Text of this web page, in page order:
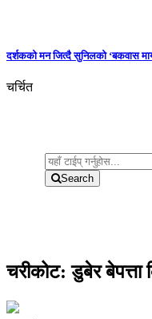
दर्शकको मन जित्दै सुनिलको ‘बकवास
चर्चित
Search
चरीकोट: डुबेर